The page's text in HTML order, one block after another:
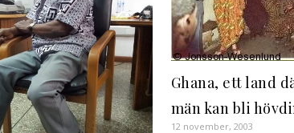
Ghana, ett land
män kan bli
12 november, 2003